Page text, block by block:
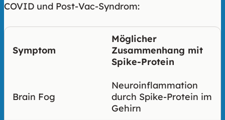
COVID und Post-Vac-Syndrom:
Symptom
Möglicher
Zusammenhang mit
Spike-Protein
Brain Fog
Neuroinflammation
durch Spike-Protein im
Gehirn